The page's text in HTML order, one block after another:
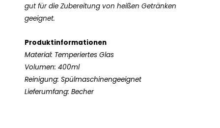
gut für die Zubereitung von heißen Getränken
geeignet.
Produktinformationen
Material: Temperiertes Glas
Volumen: 400ml
Reinigung: Spülmaschinengeeignet
Lieferumfang: Becher